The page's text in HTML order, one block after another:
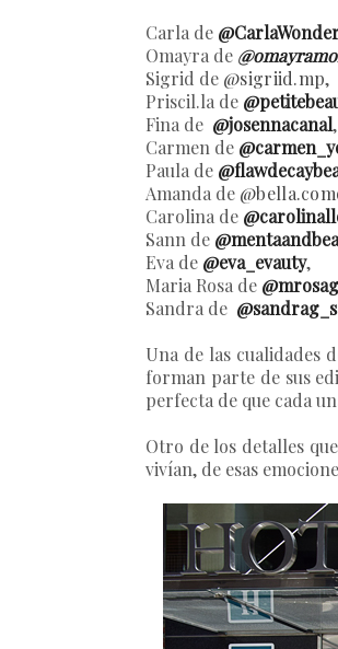
Carla de
Omayra de
Sigrid de @sigriid.mp,
Priscil.la de
Fina de @josennacanal,
Carmen de
Paula de
Amanda de
Carolina de
Sann de
Eva de @eva_evauty,
Maria Rosa de
Sandra de @sandrag_s
Una de las cualidades
forman parte de sus
perfecta de que cada
Otro de los detalles
vivían, de esas